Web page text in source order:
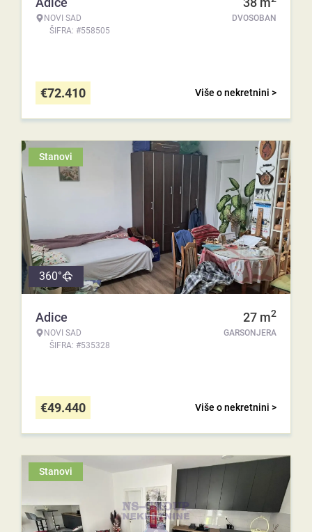
NOVI SAD
ŠIFRA: #558505
DVOSOBAN
Više o nekretnini >
€72.410
Stanovi
360°
Adice
NOVI SAD
ŠIFRA: #535328
27 m2
GARSONJERA
Više o nekretnini >
€49.440
Stanovi